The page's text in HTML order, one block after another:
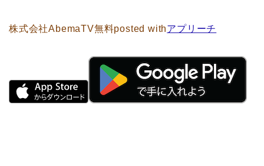
株式会社AbemaTV無料posted withアプリーチ